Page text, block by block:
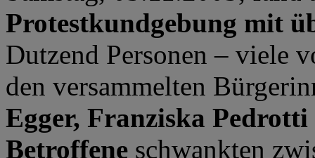
Protestkundgebung mit
Dutzend Personen – viele
den versammelten
Egger, Franziska
Betroffene schwankten